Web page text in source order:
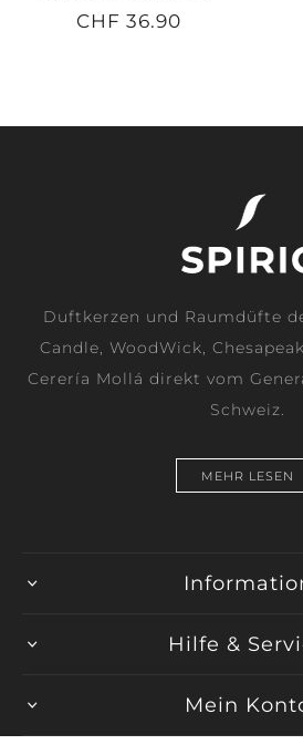
CHF 36.90
Duftkerzen und Raumdüfte
Candle, WoodWick,
Cerería Mollá direkt vom
Schweiz.
MEHR LESEN
Hilfe &
Mein